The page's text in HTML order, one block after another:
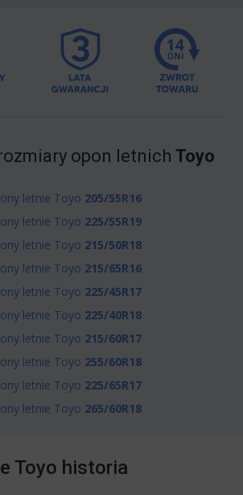
opon letnich Toyo
letnie Toyo 205/55R16
letnie Toyo 225/55R19
letnie Toyo 215/50R18
letnie Toyo 215/65R16
letnie Toyo 225/45R17
letnie Toyo 225/40R18
letnie Toyo 215/60R17
letnie Toyo 255/60R18
letnie Toyo 225/65R17
letnie Toyo 265/60R18
Toyo historia